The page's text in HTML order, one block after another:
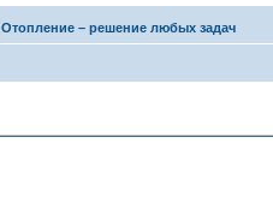
Отопление – решение любых задач